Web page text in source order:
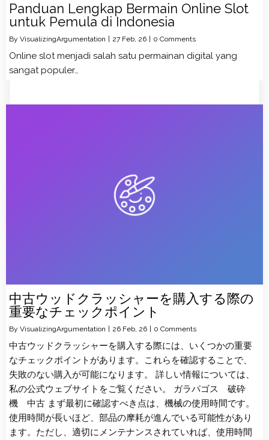
Panduan Lengkap Bermain Online Slot
untuk Pemula di Indonesia
By VisualizingArgumentation 27 Feb, 26 0 Comments
Online slot menjadi salah satu permainan digital yang
sangat populer…
中古ウッドクラッシャーを購入する際の
重要なチェックポイント
By VisualizingArgumentation | 26 Feb, 26 | 0 Comments
中古ウッドクラッシャーを購入する際には、いくつかの重要
なチェックポイントがあります。これらを確認することで、
失敗のない購入が可能になります。 詳しい情報については、
私の公式ウェブサイトをご覧ください。 ガラパゴス 破砕
機 中古 まず最初に確認すべき点は、機械の使用時間です。
使用時間が長いほど、部品の摩耗が進んでいる可能性があり
ます。ただし、適切にメンテナンスされていれば、使用時間